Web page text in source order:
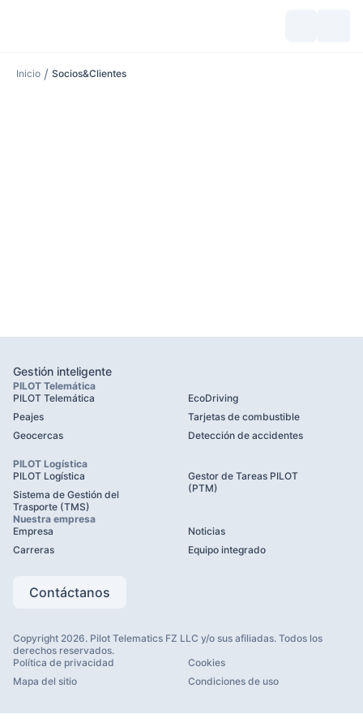
Inicio / Socios&Clientes
Gestión inteligente
PILOT Telemática
PILOT Telemática
Peajes
Geocercas
EcoDriving
Tarjetas de combustible
Detección de accidentes
PILOT Logística
PILOT Logística
Sistema de Gestión del
Trasporte (TMS)
Gestor de Tareas PILOT
(PTM)
Nuestra empresa
Empresa
Carreras
Noticias
Equipo integrado
Contáctanos
Copyright 2026. Pilot Telematics FZ LLC y/o sus afiliadas. Todos los
derechos reservados.
Política de privacidad
Cookies
Mapa del sitio
Condiciones de uso